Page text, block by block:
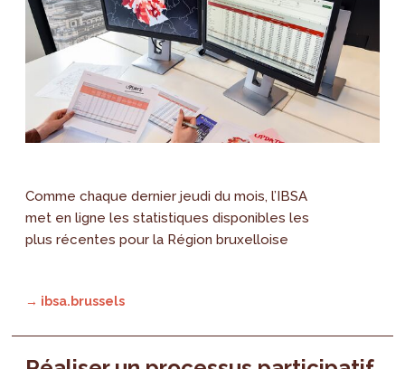
Comme chaque dernier jeudi du mois, l’IBSA
met en ligne les statistiques disponibles les
plus récentes pour la Région bruxelloise
→ ibsa.brussels